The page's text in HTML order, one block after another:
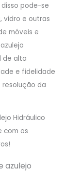
pode-se
vidro e outras
móveis e
de alta
e fidelidade
resolução da
Hidráulico
com os
azulejo